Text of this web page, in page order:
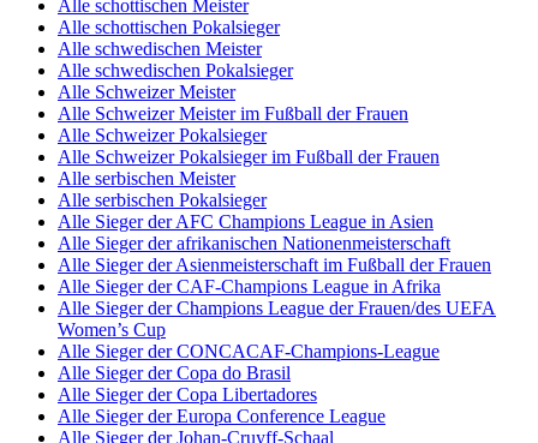
Alle schottischen Meister
Alle schottischen Pokalsieger
Alle schwedischen Meister
Alle schwedischen Pokalsieger
Alle Schweizer Meister
Alle Schweizer Meister im Fußball der Frauen
Alle Schweizer Pokalsieger
Alle Schweizer Pokalsieger im Fußball der Frauen
Alle serbischen Meister
Alle serbischen Pokalsieger
Alle Sieger der AFC Champions League in Asien
Alle Sieger der afrikanischen Nationenmeisterschaft
Alle Sieger der Asienmeisterschaft im Fußball der Frauen
Alle Sieger der CAF-Champions League in Afrika
Alle Sieger der Champions League der Frauen/des UEFA
Women’s Cup
Alle Sieger der CONCACAF-Champions-League
Alle Sieger der Copa do Brasil
Alle Sieger der Copa Libertadores
Alle Sieger der Europa Conference League
Alle Sieger der Johan-Cruyff-Schaal